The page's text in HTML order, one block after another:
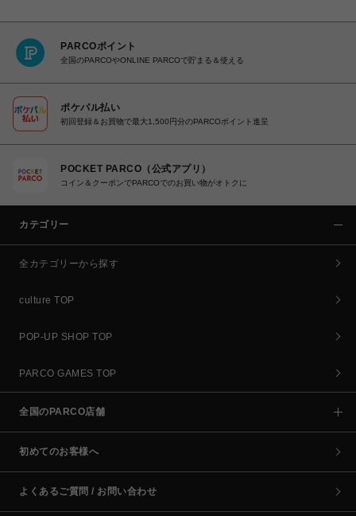
PARCOポイント
全国のPARCOやONLINE PARCOで貯まる＆使える
ポケパル払い
初回登録＆お買物で最大1,500円分のPARCOポイント進呈
POCKET PARCO（公式アプリ）
コイン＆クーポンでPARCOでのお買い物がオトクに
カテゴリー
全カテゴリーから探す
culture TOP
POP-UP SHOP TOP
PARCO GAMES TOP
全国のPARCO店舗
初めてのお客様へ
よくあるご質問 / お問い合わせ